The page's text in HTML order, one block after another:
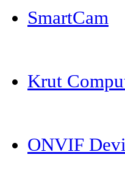
SmartCam
Krut
ONVIF